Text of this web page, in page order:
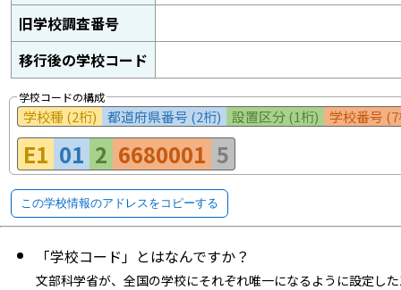
旧学校調査番号
移行後の学校コード
学校コードの構成
学校種 (2桁) 都道府県番号 (2桁) 設置区分 (1桁) 学校番号
E1 01 2 6680001 5
この学校情報のアドレスをコピーする
「学校コード」とはなんですか？
文部科学省が、全国の学校にそれぞれ唯一になるように設定し